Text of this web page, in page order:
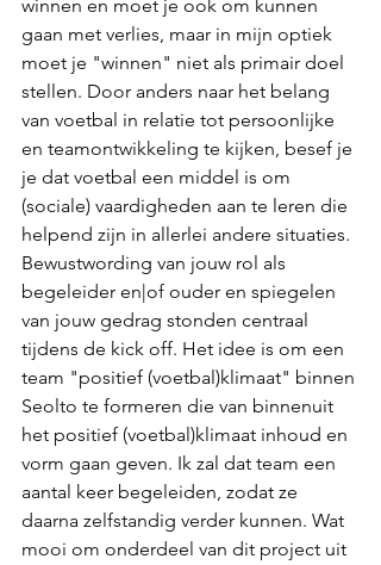
winnen en moet je ook om kunnen
gaan met verlies, maar in mijn optiek
moet je "winnen" niet als primair doel
stellen. Door anders naar het belang
van voetbal in relatie tot persoonlijke
en teamontwikkeling te kijken, besef je
je dat voetbal een middel is om
(sociale) vaardigheden aan te leren die
helpend zijn in allerlei andere situaties.
Bewustwording van jouw rol als
begeleider en|of ouder en spiegelen
van jouw gedrag stonden centraal
tijdens de kick off. Het idee is om een
team "positief (voetbal)klimaat" binnen
Seolto te formeren die van binnenuit
het positief (voetbal)klimaat inhoud en
vorm gaan geven. Ik zal dat team een
aantal keer begeleiden, zodat ze
daarna zelfstandig verder kunnen. Wat
mooi om onderdeel van dit project uit